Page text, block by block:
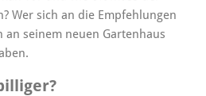
Wer sich an die Empfehlungen
an seinem neuen Gartenhaus